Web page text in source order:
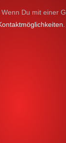
Du mit einer